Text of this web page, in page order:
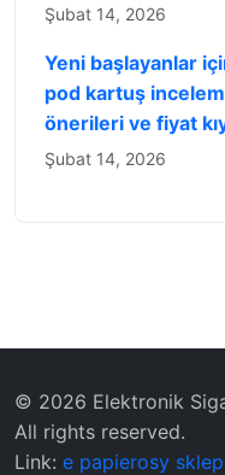
Şubat 14, 2026
Yeni başlayanlar
pod kartuş
önerileri ve fiyat
Şubat 14, 2026
© 2026 Elektronik
All rights reserved.
Link: e papierosy sklep